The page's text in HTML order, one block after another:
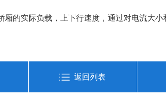
的实际负载，上下行速度，通过对电流大
返回列表